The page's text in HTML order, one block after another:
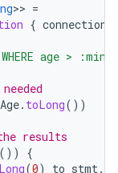
>> =
{ connection
age >
. toLong())
results
())
{
(0) to stmt.